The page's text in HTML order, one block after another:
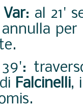
: al 21'
Falcinelli,